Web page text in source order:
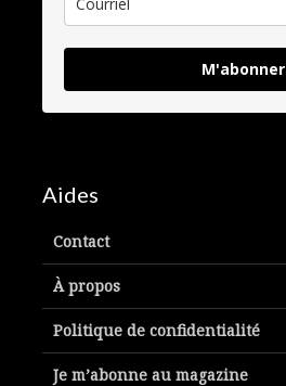
M'abonner
Aides
Contact
À propos
Politique de confidentialité
Je m’abonne au magazine